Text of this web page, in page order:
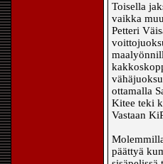
Toisella
vaikka
Petteri
ottamalla
Kitee teki
Vastaan
päättyä